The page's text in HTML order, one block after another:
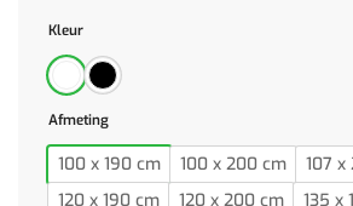
Kleur
Afmeting
100 x 190 cm 100 x 200 cm
107 x
120 x 190 cm
120 x 200 cm
135 x